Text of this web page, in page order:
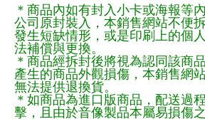
＊商品內如有封入小卡或海報等
公司原封裝入，本銷售網站不便
發生短缺情形，或是印刷上的個
法補償與更換。
＊商品經拆封後將視為認同該商
產生的商品外觀損傷，本銷售網
無法提供退換貨。
＊如商品為進口版商品，配送過
擊，且由於音像製品本屬易損傷